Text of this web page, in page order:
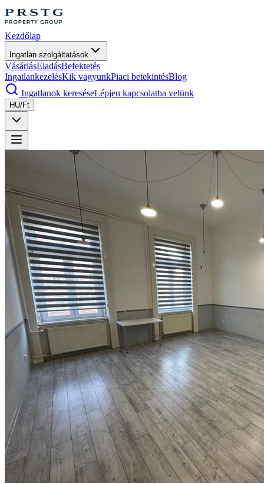
Kezdőlap
Ingatlan szolgáltatások
VásárlásEladásBefektetés
IngatlankezelésKik vagyunkPiaci betekintésBlog
Ingatlanok kereséseLépjen kapcsolatba velünk
HU/Ft